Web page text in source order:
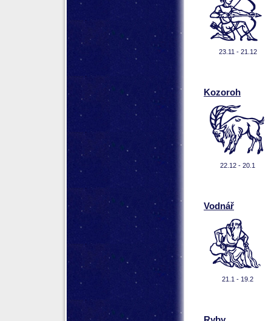
23.11 - 21.12
Kozoroh
22.12 - 20.1
Vodnář
21.1 - 19.2